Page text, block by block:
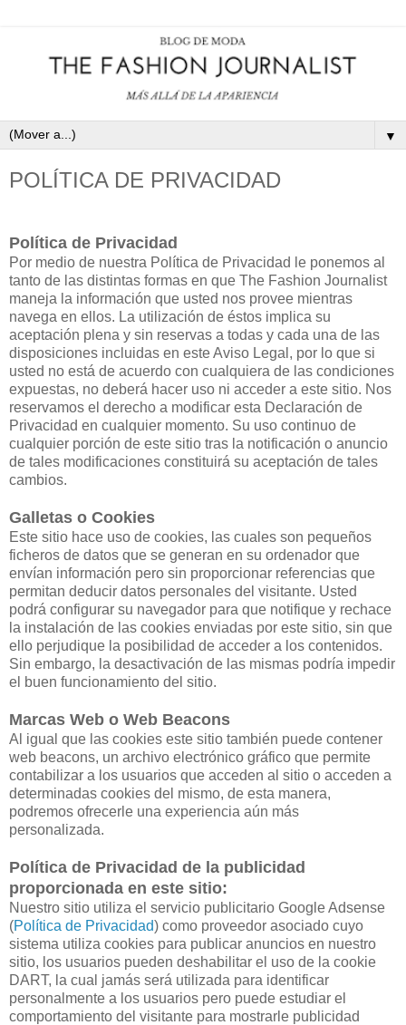
▼
POLÍTICA DE PRIVACIDAD
Política de Privacidad
Por medio de nuestra Política de Privacidad le ponemos al
tanto de las distintas formas en que The Fashion Journalist
maneja la información que usted nos provee mientras
navega en ellos. La utilización de éstos implica su
aceptación plena y sin reservas a todas y cada una de las
disposiciones incluidas en este Aviso Legal, por lo que si
usted no está de acuerdo con cualquiera de las condiciones
expuestas, no deberá hacer uso ni acceder a este sitio. Nos
reservamos el derecho a modificar esta Declaración de
Privacidad en cualquier momento. Su uso continuo de
cualquier porción de este sitio tras la notificación o anuncio
de tales modificaciones constituirá su aceptación de tales
cambios.
Galletas o Cookies
Este sitio hace uso de cookies, las cuales son pequeños
ficheros de datos que se generan en su ordenador que
envían información pero sin proporcionar referencias que
permitan deducir datos personales del visitante. Usted
podrá configurar su navegador para que notifique y rechace
la instalación de las cookies enviadas por este sitio, sin que
ello perjudique la posibilidad de acceder a los contenidos.
Sin embargo, la desactivación de las mismas podría impedir
el buen funcionamiento del sitio.
Marcas Web o Web Beacons
Al igual que las cookies este sitio también puede contener
web beacons, un archivo electrónico gráfico que permite
contabilizar a los usuarios que acceden al sitio o acceden a
determinadas cookies del mismo, de esta manera,
podremos ofrecerle una experiencia aún más
personalizada.
Política de Privacidad de la publicidad
proporcionada en este sitio:
Nuestro sitio utiliza el servicio publicitario Google Adsense
(Política de Privacidad) como proveedor asociado cuyo
sistema utiliza cookies para publicar anuncios en nuestro
sitio, los usuarios pueden deshabilitar el uso de la cookie
DART, la cual jamás será utilizada para identificar
personalmente a los usuarios pero puede estudiar el
comportamiento del visitante para mostrarle publicidad